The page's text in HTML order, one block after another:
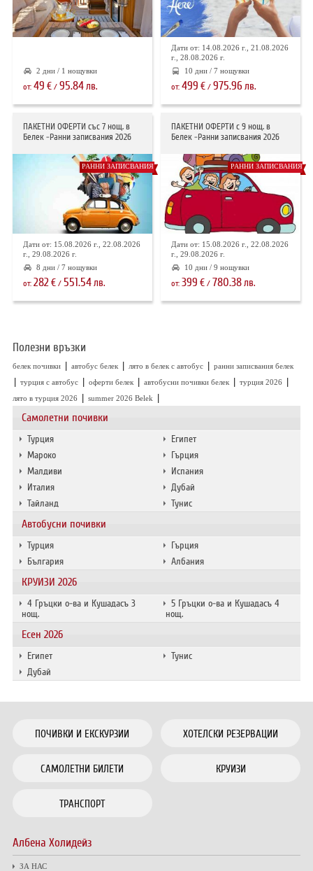
ХОТЕЛИ В ГЪРЦИЯ
НОВА ГОДИНА 2027
ХОТЕЛИ В АЛБАНИЯ
ЗА НАС
КОНТАКТИ
ОБЩИ УСЛОВИЯ ПАКЕТНИ
ПОЛИТИКА ЗА ПОВЕРИТЕЛНОСТ
Самолетни почивки
Турция
Египет
Мароко
Гърция
Малдиви
Испания
Италия
Дубай
Тайланд
Тунис
Автобусни почивки
Турция
Гърция
България
Албания
КРУИЗИ 2026
4 Гръцки о-ва и Кушадасъ 3
нощ.
5 Гръцки о-ва и Кушадасъ 4
нощ.
Есен 2026
Египет
Тунис
Дубай
2 дни / 1 нощувки
от: 49 €/ 95.84лв.
Дати от: 14.08.2026 г., 21.08.2026
г., 28.08.2026 г.
10 дни / 7 нощувки
от:499 € /975.96лв.
ПАКЕТНИ ОФЕРТИ със 7 нощ. в
Белек -Ранни записвания 2026
РАННИ ЗАПИСВАНИЯ
Дати от: 15.08.2026 г., 22.08.2026
г., 29.08.2026 г.
8 дни / 7 нощувки
от: 282€/ 551.54лв.
ПАКЕТНИ ОФЕРТИ с 9 нощ. в
Белек -Ранни записвания 2026
РАННИ ЗАПИСВАНИЯ
Дати от: 15.08.2026 г., 22.08.2026
г., 29.08.2026 г.
10 дни / 9 нощувки
от:399 € / 780.38лв.
Полезни връзки
белек почивки | автобус белек | лято в белек с автобус | ранни записвания белек
| турция с автобус | оферти белек | автобусни почивки белек | турция 2026 |
лято в турция 2026 | summer 2026 Belek |
ПОЧИВКИ И ЕКСКУРЗИИ ХОТЕЛСКИ РЕЗЕРВАЦИИ
САМОЛЕТНИ БИЛЕТИ КРУИЗИ
ТРАНСПОРТ
Албена Холидейз
ЗА НАС